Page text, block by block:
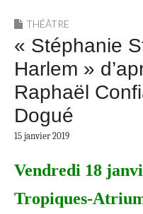
THÉÂTRE
« Stéphanie
Harlem »
Raphaël
Dogué
15 janvier 2019
Vendredi 18
Tropiques-